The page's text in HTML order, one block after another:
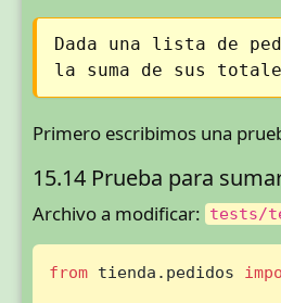
Dada una lista de
la suma de sus
Primero escribimos una
15.14 Prueba para
Archivo a modificar: tests/
from tienda.pedidos